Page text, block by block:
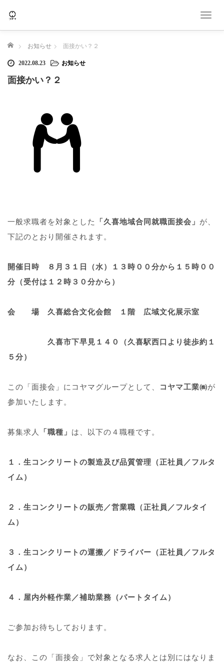
T
ホーム お知らせ 面接かい？２
2022.08.23 お知らせ
面接かい？２
一般求職者を対象とした 「久喜地域合同就職面接会」 が、
下記のとおり開催されます。
開催日時 ８月３１日（水）１３時００分から１５時００
分（受付は１２時３０分から）
会 場 久喜総合文化会館 １階 広域文化展示室
久喜市下早見１４０（久喜駅西口より徒歩約１
５分）
この「面接会」にコヤマグループとして、 コヤマ工業㈱が
参加いたします。
募集求人 「職種」 は、以下の４職種です。
１．生コンクリートの製造及び品質管理（正社員／フルタ
イム）
２．生コンクリートの販売／営業職（正社員／フルタイ
ム）
３．生コンクリートの運搬／ドライバー（正社員／フルタ
イム）
４．屋内外軽作業／補助業務（パートタイム）
ご参加お待ちしております。
なお、この「面接会」で対象となる求人とは別にはなりま